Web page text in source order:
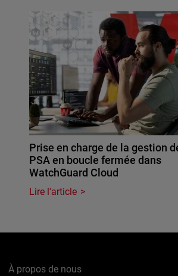
Prise en charge de la gestion
PSA en boucle fermée dans
WatchGuard Cloud
Lire l'article
À propos de nous